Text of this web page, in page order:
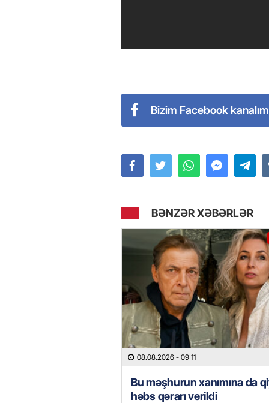
Bizim Facebook
BƏNZƏR XƏBƏRLƏR
08.08.2026 - 09:11
Bu məşhurun xanımına da
həbs qərarı verildi